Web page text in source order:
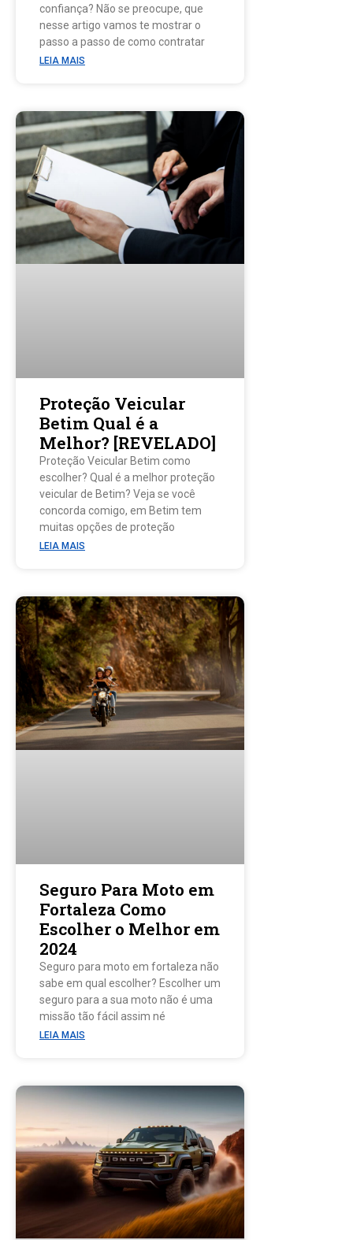
confiança? Não se preocupe, que
nesse artigo vamos te mostrar o
passo a passo de como contratar
LEIA MAIS
Proteção Veicular
Betim Qual é a
Melhor? [REVELADO]
Proteção Veicular Betim como
escolher? Qual é a melhor proteção
veicular de Betim? Veja se você
concorda comigo, em Betim tem
muitas opções de proteção
LEIA MAIS
Seguro Para Moto em
Fortaleza Como
Escolher o Melhor em
2024
Seguro para moto em fortaleza não
sabe em qual escolher? Escolher um
seguro para a sua moto não é uma
missão tão fácil assim né
LEIA MAIS